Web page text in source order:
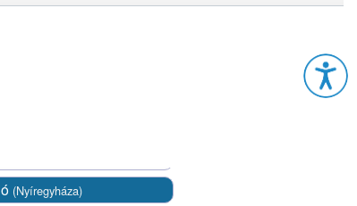
(Nyíregyháza)